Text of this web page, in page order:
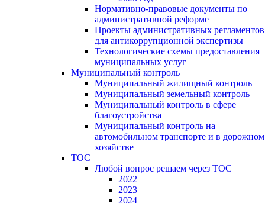
Нормативно-правовые документы по
административной реформе
Проекты административных регламентов
для антикоррупционной экспертизы
Технологические схемы предоставления
муниципальных услуг
Муниципальный контроль
Муниципальный жилищный контроль
Муниципальный земельный контроль
Муниципальный контроль в сфере
благоустройства
Муниципальный контроль на
автомобильном транспорте и в дорожном
хозяйстве
ТОС
Любой вопрос решаем через ТОС
2022
2023
2024